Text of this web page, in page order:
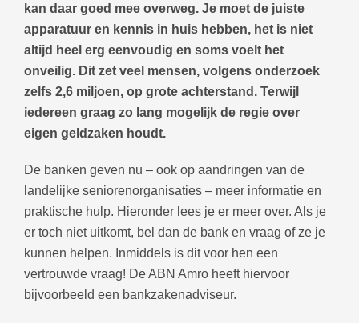
kan daar goed mee overweg. Je moet de juiste
apparatuur en kennis in huis hebben, het is niet
altijd heel erg eenvoudig en soms voelt het
onveilig. Dit zet veel mensen, volgens onderzoek
zelfs 2,6 miljoen, op grote achterstand. Terwijl
iedereen graag zo lang mogelijk de regie over
eigen geldzaken houdt.
De banken geven nu – ook op aandringen van de
landelijke seniorenorganisaties – meer informatie en
praktische hulp. Hieronder lees je er meer over. Als je
er toch niet uitkomt, bel dan de bank en vraag of ze je
kunnen helpen. Inmiddels is dit voor hen een
vertrouwde vraag! De ABN Amro heeft hiervoor
bijvoorbeeld een bankzakenadviseur.